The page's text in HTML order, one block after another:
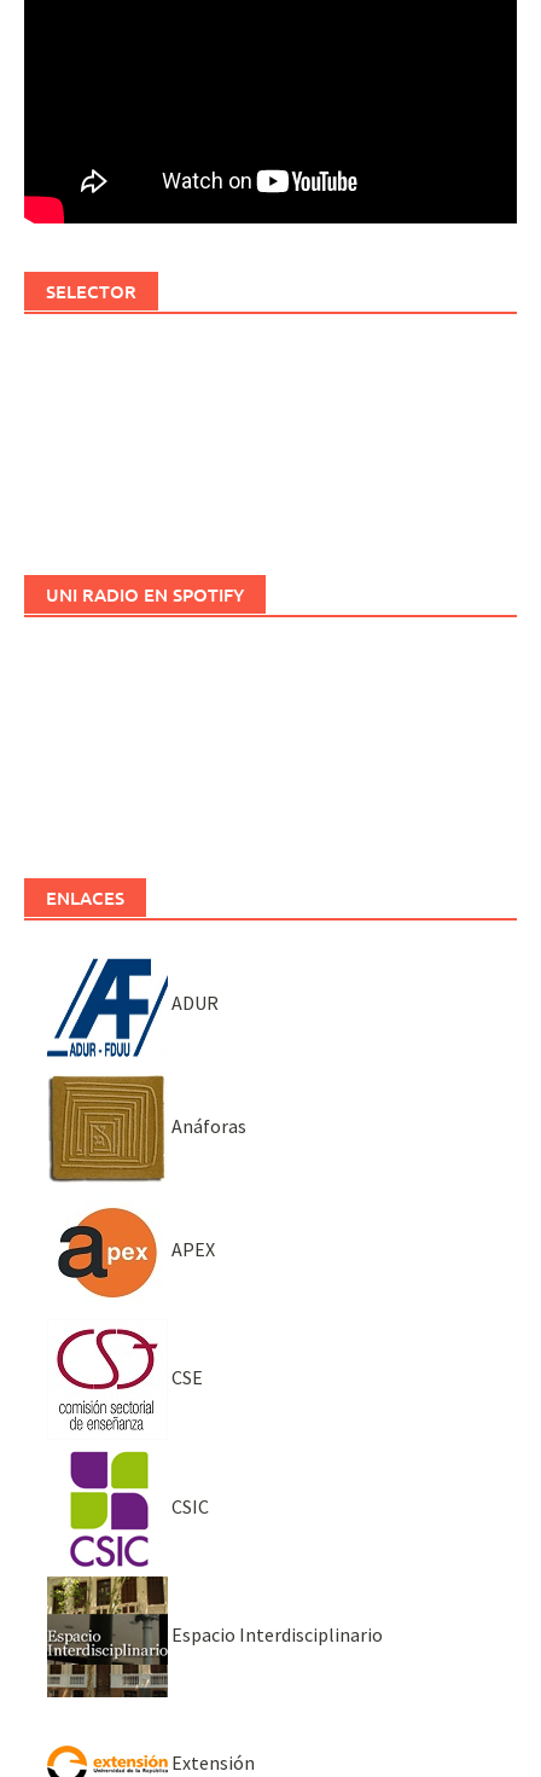
SELECTOR
UNI RADIO EN SPOTIFY
ENLACES
ADUR
Anáforas
APEX
CSE
CSIC
Espacio Interdisciplinario
Extensión